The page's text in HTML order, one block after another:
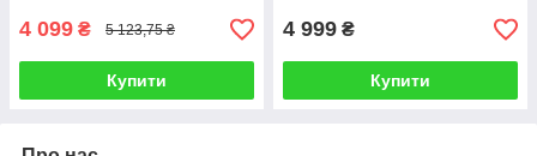
4 099 ₴ 5 123,75 ₴
Купити
4 999 ₴
Купити